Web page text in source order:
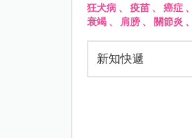
狂犬病、 疫苗、 癌症、
衰竭、 肩膀、 關節炎 、
新知快遞